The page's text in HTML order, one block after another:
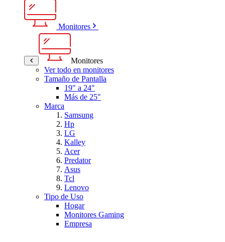
Monitores
Monitores
Ver todo en monitores
Tamaño de Pantalla
19" a 24"
Más de 25"
Marca
Samsung
Hp
LG
Kalley
Acer
Predator
Asus
Tcl
Lenovo
Tipo de Uso
Hogar
Monitores Gaming
Empresa